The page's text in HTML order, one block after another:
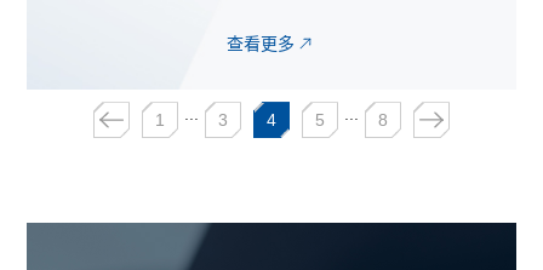
查看更多
1 3 4 5 8